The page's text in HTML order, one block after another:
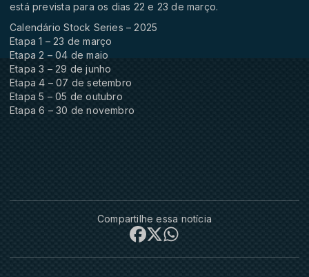
está prevista para os dias 22 e 23 de março.
Calendário Stock Series – 2025
Etapa 1 – 23 de março
Etapa 2 – 04 de maio
Etapa 3 – 29 de junho
Etapa 4 – 07 de setembro
Etapa 5 – 05 de outubro
Etapa 6 – 30 de novembro
Compartilhe essa notícia